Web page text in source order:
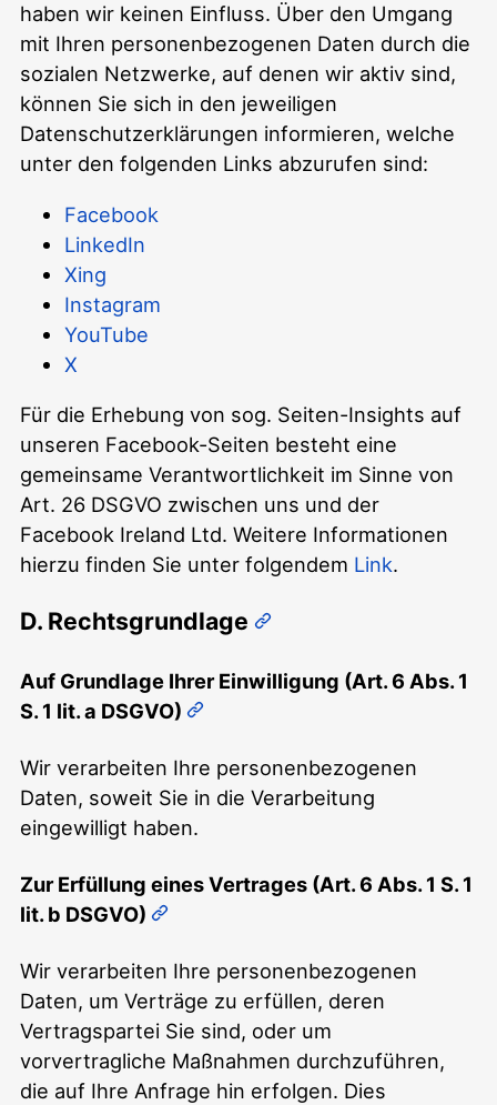
haben wir keinen Einfluss. Über den Umgang
mit Ihren personenbezogenen Daten durch die
sozialen Netzwerke, auf denen wir aktiv sind,
können Sie sich in den jeweiligen
Datenschutzerklärungen informieren, welche
unter den folgenden Links abzurufen sind:
Facebook
LinkedIn
Xing
Instagram
YouTube
X
Für die Erhebung von sog. Seiten-Insights auf
unseren Facebook-Seiten besteht eine
gemeinsame Verantwortlichkeit im Sinne von
Art. 26 DSGVO zwischen uns und der
Facebook Ireland Ltd. Weitere Informationen
hierzu finden Sie unter folgendem Link.
D. Rechtsgrundlage
Auf Grundlage Ihrer Einwilligung (Art. 6 Abs. 1
S. 1 lit. a DSGVO)
Wir verarbeiten Ihre personenbezogenen
Daten, soweit Sie in die Verarbeitung
eingewilligt haben.
Zur Erfüllung eines Vertrages (Art. 6 Abs. 1 S. 1
lit. b DSGVO)
Wir verarbeiten Ihre personenbezogenen
Daten, um Verträge zu erfüllen, deren
Vertragspartei Sie sind, oder um
vorvertragliche Maßnahmen durchzuführen,
die auf Ihre Anfrage hin erfolgen. Dies